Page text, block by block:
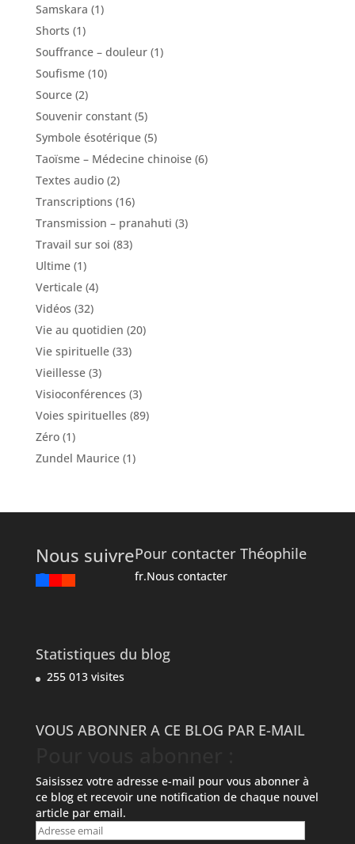
Samskara (1)
Shorts (1)
Souffrance – douleur(1)
Soufisme(10)
Source(2)
Souvenir constant(5)
Symbole ésotérique(5)
Taoïsme – Médecine chinoise(6)
Textes audio(2)
Transcriptions (16)
Transmission – pranahuti (3)
Travail sur soi (83)
Ultime(1)
Verticale(4)
Vidéos (32)
Vie au quotidien (20)
Vie spirituelle(33)
Vieillesse(3)
Visioconférences (3)
Voies spirituelles (89)
Zéro(1)
Zundel Maurice(1)
Nous suivrePour contacter Théophile
fr.Nous contacter
Statistiques du blog
255 013 visites
VOUS ABONNER A CE BLOG PAR E-MAIL
Saisissez votre adresse e-mail pour vous abonner à
ce blog et recevoir une notification de chaque nouvel
article par email.
Adresse